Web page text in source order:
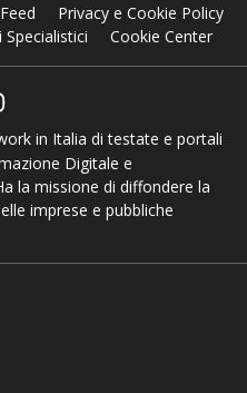
Privacy e Cookie Policy
Cookie Center
in Italia di testate e portali
Digitale e
la missione di diffondere la
imprese e pubbliche